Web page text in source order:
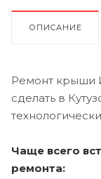
ОПИСАНИЕ
Ремонт крыши
сделать в
Чаще всего
ремонта: